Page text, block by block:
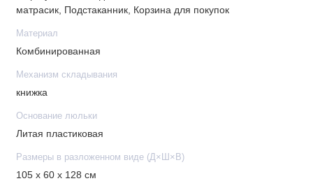
матрасик, Подстаканник, Корзина для покупок
Материал
Комбинированная
Механизм складывания
книжка
Основание люльки
Литая пластиковая
Размеры в разложенном виде (Д×Ш×В)
105 х 60 х 128 см